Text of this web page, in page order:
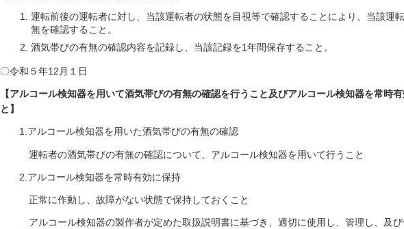
運転前後の運転者に対し、当該運転者の状態を目視等で確認することにより、当該運
無を確認すること。
酒気帯びの有無の確認内容を記録し、当該記録を1年間保存すること。
〇令和５年12月１日
【アルコール検知器を用いて酒気帯びの有無の確認を行うこと及びアルコール検知器を常時
と】
1.アルコール検知器を用いた酒気帯びの有無の確認
運転者の酒気帯びの有無の確認について、アルコール検知器を用いて行うこと
2.アルコール検知器を常時有効に保持
正常に作動し、故障がない状態で保持しておくこと
アルコール検知器の製作者が定めた取扱説明書に基づき、適切に使用し、管理し、及